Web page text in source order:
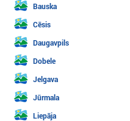
Bauska
Cēsis
Daugavpils
Dobele
Jelgava
Jūrmala
Liepāja